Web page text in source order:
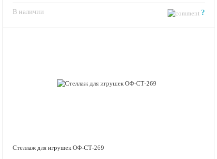
В наличии ?
Стеллаж для игрушек ОФ-СТ-269